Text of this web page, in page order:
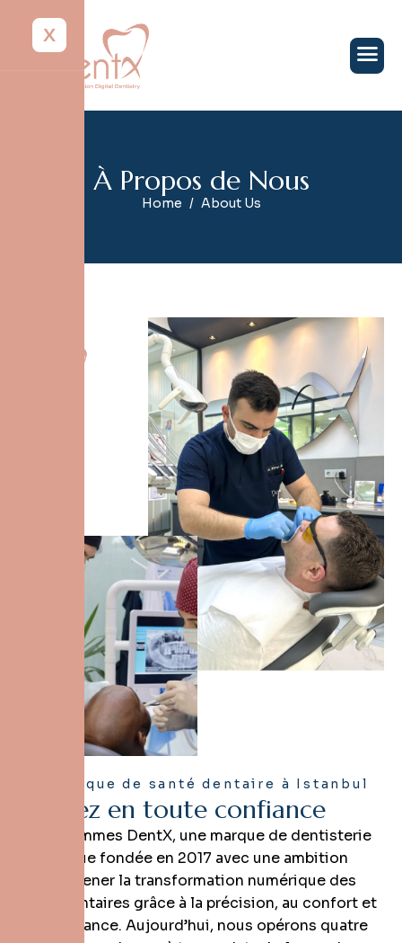
X
À Propos de Nous
Home About Us
Clinique de santé dentaire à Istanbul
ez en toute confiance
Nous sommes DentX, une marque de dentisterie
numérique fondée en 2017 avec une ambition
claire : mener la transformation numérique des
soins dentaires grâce à la précision, au confort et
à la confiance. Aujourd’hui, nous opérons quatre